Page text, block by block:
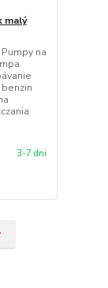
malý
na
3-7 dni